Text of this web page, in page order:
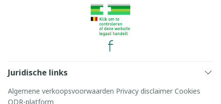
Juridische links
Algemene verkoopsvoorwaarden Privacy disclaimer Cookies
ODR-platform